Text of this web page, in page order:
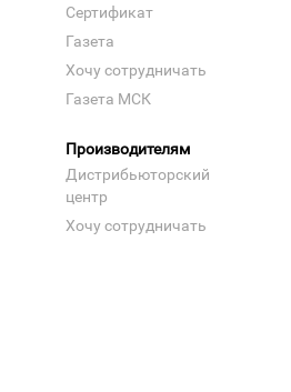
Сертификат
Газета
Хочу сотрудничать
Газета МСК
Производителям
Дистрибьюторский
центр
Хочу сотрудничать